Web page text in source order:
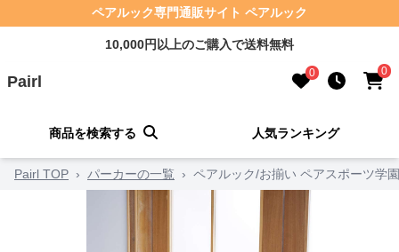
ペアルック専門通販サイト ペアルック
10,000円以上のご購入で送料無料
Pairl 0 0
商品を検索する 人気ランキング
Pairl TOP › パーカーの一覧 › ペアルック/お揃い ペアスポーツ学